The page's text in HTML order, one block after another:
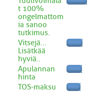
t 100%
ongelmattom
ia sanoo
tutkimus.
Vitsejä...
Lisätkää
hyviä..
Apulannan
hinta
TOS-maksu